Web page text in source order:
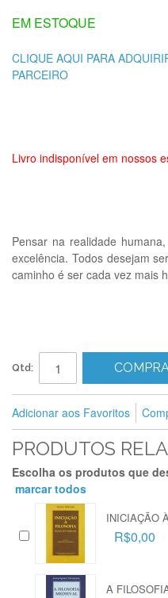
EM ESTOQUE
CLIQUE AQUI PARA
PARCEIRO
Livro indisponível em nossos
Pensar na realidade
excelência. Todos desejam
caminho é ser cada vez mais
Qtd:
Adicionar aos Favoritos
PRODUTOS
Escolha os produtos que
marcar todos
INICIAÇÃO
R$0,00
A